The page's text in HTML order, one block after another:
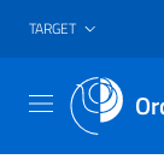
Vai al header
Vai al contenuto
Vai al footer
TARGET
Menu